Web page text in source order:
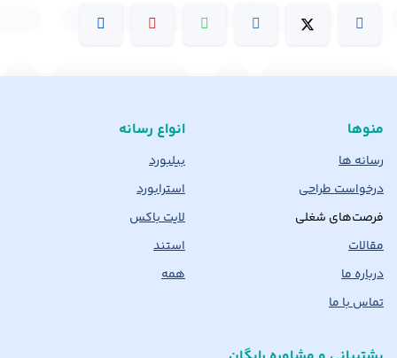
منوها
رسانه ها
درخواست طراحی
فرصت‌های شغلی
مقالات
درباره ما
تماس با ما
انواع رسانه
بیلبورد
استرابورد
لایت باکس
استند
همه